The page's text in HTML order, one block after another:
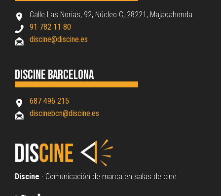
Calle Las Norias, 92, Núcleo C, 28221, Majadahonda
91 782 11 80
discine@discine.es
Discine Barcelona
687 496 215
discinebcn@discine.es
Discine · Comunicación de marca en salas de cine